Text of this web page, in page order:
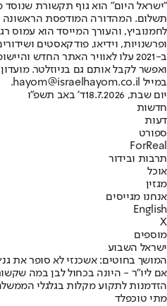
"ישראל היום" הוא גוף תקשורת שנוסד
ופרשנויות, וידיאו, פודקאסטים
ב-2021 עלו לאוויר האתר
ואפשר לקבל אותם גם בניוזלטר.
במייל hayom@israelhayom.co.il.
יום שבת, 18.7.2026
ד' באב תשפ"ו
חדשות
דעות
ספורט
ForReal
תרבות ובידור
אוכל
מגזין
אנחנו מגייסים
English
X
מוספים
ישראל השבוע
המושך בחוטים: אשכנזי לא סופר את
הזדמנות לתקוע מקלות בגלגלי
מתי טוכפלד